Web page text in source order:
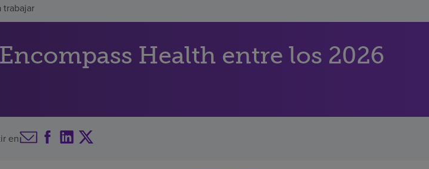
l
c
c
i
trabajar
Health entre los 2026
en